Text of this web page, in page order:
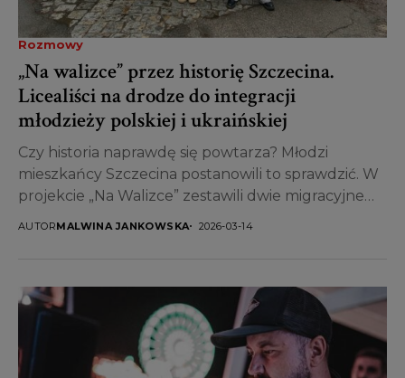
Rozmowy
„Na walizce” przez historię Szczecina.
Licealiści na drodze do integracji
młodzieży polskiej i ukraińskiej
Czy historia naprawdę się powtarza? Młodzi
mieszkańcy Szczecina postanowili to sprawdzić. W
projekcie „Na Walizce” zestawili dwie migracyjne
AUTORMALWINA JANKOWSKA 2026-03-14